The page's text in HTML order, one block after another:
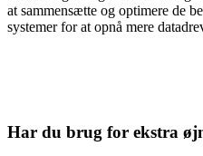
at sammensætte og optimere de
systemer for at opnå mere
Har du brug for ekstra